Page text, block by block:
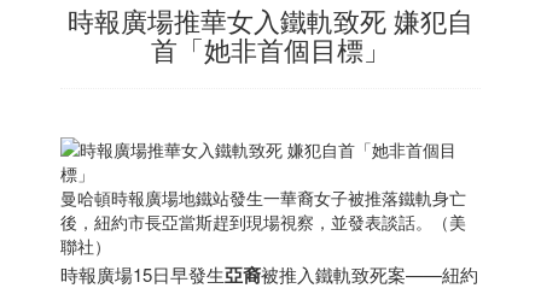
時報廣場推華女入鐵軌致死 嫌犯自
首「她非首個目標」
曼哈頓時報廣場地鐵站發生一華裔女子被推落鐵軌身亡
後，紐約市長亞當斯趕到現場視察，並發表談話。（美
聯社）
時報廣場15日早發生亞裔被推入鐵軌致死案——紐約